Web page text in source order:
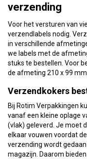
verzending
Voor het versturen van
verzendlabels nodig.
in verschillende
we labels met de
stuks te bestellen. Voor
de afmeting 210 x 99
Verzendkokers
Bij Rotim Verpakkingen
vanaf een kleine oplage
(vlak) geleverd. Je moet
elkaar vouwen voordat
verzending wordt
magazijn. Daarom